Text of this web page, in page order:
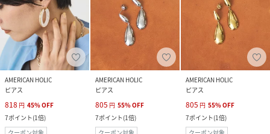
AMERICAN HOLIC
ピアス
818 円 45%OFF
7ポイント(1倍)
AMERICAN HOLIC
ピアス
805 円 55%OFF
7ポイント(1倍)
AMERICAN HOLIC
ピアス
805 円 55%OFF
7ポイント(1倍)